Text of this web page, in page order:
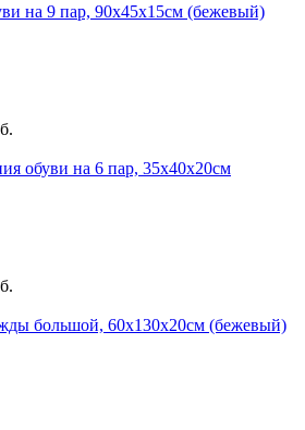
на 9 пар, 90х45х15см (бежевый)
обуви на 6 пар, 35х40х20см
большой, 60х130х20см (бежевый)